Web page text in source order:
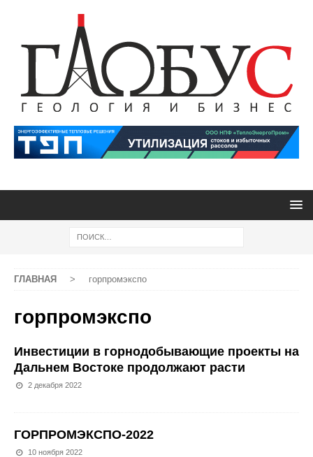
ГЛАВНАЯ > горпромэкспо
горпромэкспо
Инвестиции в горнодобывающие проекты на
Дальнем Востоке продолжают расти
2 декабря 2022
ГОРПРОМЭКСПО-2022
10 ноября 2022